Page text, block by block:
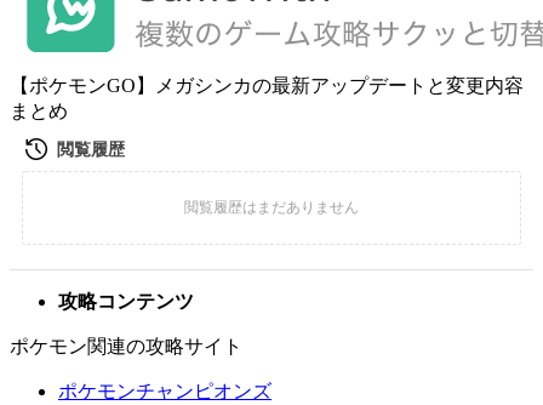
【ポケモンGO】メガシンカの最新アップデートと変更内容
まとめ
攻略コンテンツ
ポケモン関連の攻略サイト
ポケモンチャンピオンズ